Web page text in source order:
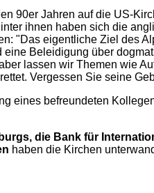
90er Jahren auf die US-
ihnen haben sich die
"Das eigentliche Ziel des
Beleidigung über
lassen wir Themen wie
Vergessen Sie seine
eines befreundeten
die Bank für
haben die Kirchen